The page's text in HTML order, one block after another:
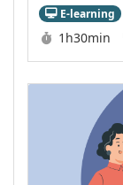
E-learning
Durée :
1h30min